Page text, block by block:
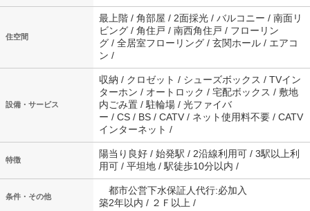
住空間
最上階 / 角部屋 / 2面採光 / バルコニー / 南面リ
ビング / 角住戸 / 南西角住戸 / フローリン
グ / 全居室フローリング / 玄関ホール / エアコ
ン /
設備・サービス
収納 / クロゼット / シューズボックス / TVイン
ターホン / オートロック / 宅配ボックス / 敷地
内ごみ置 / 駐輪場 / 光ファイバ
ー / CS / BS / CATV / ネット使用料不要 / CATV
インターネット /
特徴
陽当り良好 / 始発駅 / 2沿線利用可 / 3駅以上利
用可 / 平坦地 / 駅徒歩10分以内 /
条件・その他
都市公営下水保証人代行:必加入
築2年以内 / ２Ｆ以上 /